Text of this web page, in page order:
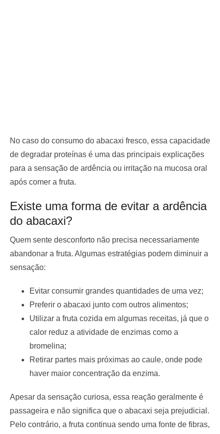
No caso do consumo do abacaxi fresco, essa capacidade
de degradar proteínas é uma das principais explicações
para a sensação de ardência ou irritação na mucosa oral
após comer a fruta.
Existe uma forma de evitar a ardência
do abacaxi?
Quem sente desconforto não precisa necessariamente
abandonar a fruta. Algumas estratégias podem diminuir a
sensação:
Evitar consumir grandes quantidades de uma vez;
Preferir o abacaxi junto com outros alimentos;
Utilizar a fruta cozida em algumas receitas, já que o
calor reduz a atividade de enzimas como a
bromelina;
Retirar partes mais próximas ao caule, onde pode
haver maior concentração da enzima.
Apesar da sensação curiosa, essa reação geralmente é
passageira e não significa que o abacaxi seja prejudicial.
Pelo contrário, a fruta continua sendo uma fonte de fibras,